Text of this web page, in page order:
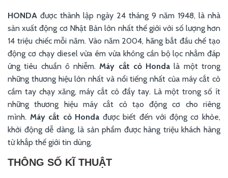
HONDA được thành lập ngày 24 tháng 9 năm 1948, là nhà
sản xuất động cơ Nhật Bản lớn nhất thế giới với số lượng hơn
14 triệu chiếc mỗi năm. Vào năm 2004, hãng bắt đầu chế tạo
động cơ chạy diesel vừa êm vừa không cần bộ lọc nhằm đáp
ứng tiêu chuẩn ô nhiễm.Máy cắt cỏ Honda là một trong
những thương hiệu lớn nhất và nổi tiếng nhất của máy cắt cỏ
cầm tay chạy xăng, máy cắt cỏ đẩy tay. Là một trong số ít
những thương hiệu máy cắt cỏ tạo động cơ cho riêng
mình. Máy cắt cỏ Honda được biết đến với động cơ khỏe,
khởi động dễ dàng, là sản phẩm được hàng triệu khách hàng
từ khắp thế giới tin dùng.
THÔNG SỐ KĨ THUẬT